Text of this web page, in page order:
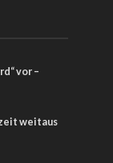
vor –
weitaus